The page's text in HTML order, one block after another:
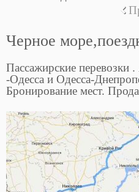
Черное
Пассажирские перевозки
-Одесса и Одесса-
Бронирование мест.